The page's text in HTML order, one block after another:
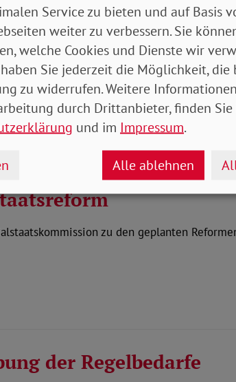
für Arbeit und Soziales:
des Zweiten…
zu den geplanten
der Regelbedarfe
Service zu bieten und auf Basis
weiter zu verbessern. Sie
welche Cookies und Dienste wir
Sie jederzeit die Möglichkeit,
zu widerrufen. Weitere
durch Drittanbieter, finden
und im Impressum.
Alle ablehnen